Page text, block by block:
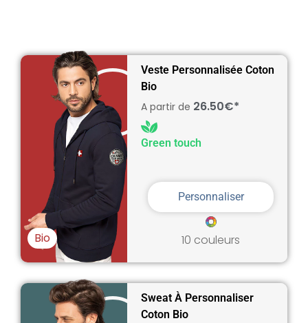
Bio
Veste Personnalisée Coton
Bio
A partir de 26.50€*
Green touch
Personnaliser
10 couleurs
Sweat À Personnaliser
Coton Bio